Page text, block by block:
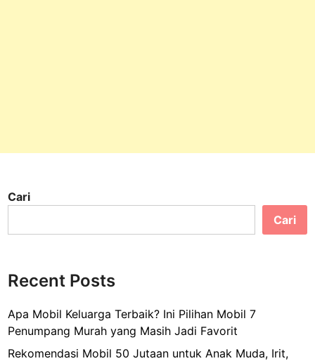
Cari
Cari
Recent Posts
Apa Mobil Keluarga Terbaik? Ini Pilihan Mobil 7
Penumpang Murah yang Masih Jadi Favorit
Rekomendasi Mobil 50 Jutaan untuk Anak Muda, Irit,